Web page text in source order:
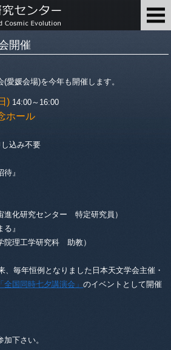
開催
愛媛会場)を今年も開催します。
) 14:00～16:00
ホール
し込み不要
』
化研究センター 特定研究員）
』
院理工学研究科 助教）
、毎年恒例となりました日本天文学会主催・
「全国同時七夕講演会」のイベントとして開催
下さい。